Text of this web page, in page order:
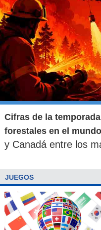
Cifras de la
forestales en el mundo
y Canadá entre los
JUEGOS